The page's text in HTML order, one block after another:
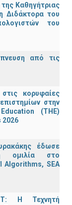
Καθηγήτριας
Διδάκτορα του
του
από τις
κορυφαίες
στην
(ΤΗΕ)
2026
έδωσε
ομιλία στο
Algorithms, SEA
Η Τεχνητή